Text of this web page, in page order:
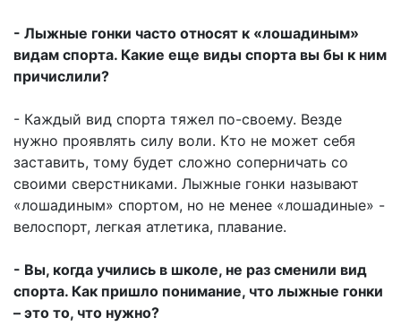
- Лыжные гонки часто относят к «лошадиным»
видам спорта. Какие еще виды спорта вы бы к ним
причислили?
- Каждый вид спорта тяжел по-своему. Везде
нужно проявлять силу воли. Кто не может себя
заставить, тому будет сложно соперничать со
своими сверстниками. Лыжные гонки называют
«лошадиным» спортом, но не менее «лошадиные» -
велоспорт, легкая атлетика, плавание.
- Вы, когда учились в школе, не раз сменили вид
спорта. Как пришло понимание, что лыжные гонки
– это то, что нужно?